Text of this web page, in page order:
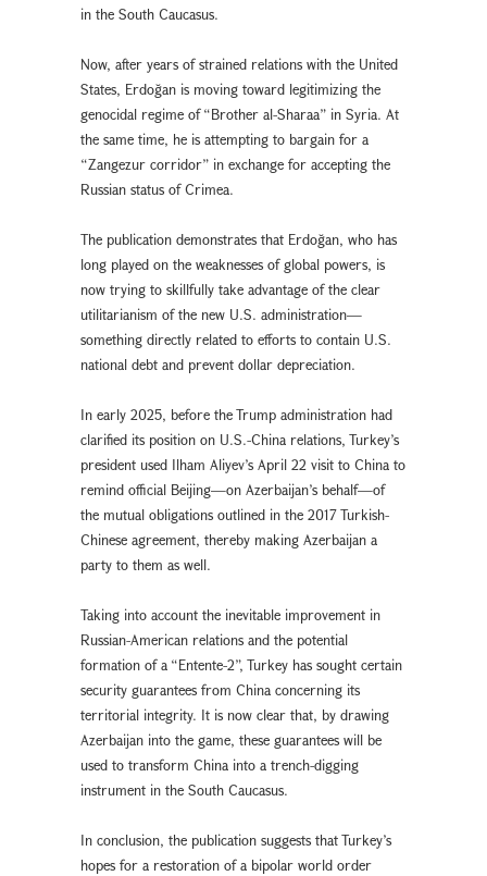
in the South Caucasus.
Now, after years of strained relations with the United
States, Erdoğan is moving toward legitimizing the
genocidal regime of “Brother al-Sharaa” in Syria. At
the same time, he is attempting to bargain for a
“Zangezur corridor” in exchange for accepting the
Russian status of Crimea.
The publication demonstrates that Erdoğan, who has
long played on the weaknesses of global powers, is
now trying to skillfully take advantage of the clear
utilitarianism of the new U.S. administration—
something directly related to efforts to contain U.S.
national debt and prevent dollar depreciation.
In early 2025, before the Trump administration had
clarified its position on U.S.-China relations, Turkey’s
president used Ilham Aliyev’s April 22 visit to China to
remind official Beijing—on Azerbaijan’s behalf—of
the mutual obligations outlined in the 2017 Turkish-
Chinese agreement, thereby making Azerbaijan a
party to them as well.
Taking into account the inevitable improvement in
Russian-American relations and the potential
formation of a “Entente-2”, Turkey has sought certain
security guarantees from China concerning its
territorial integrity. It is now clear that, by drawing
Azerbaijan into the game, these guarantees will be
used to transform China into a trench-digging
instrument in the South Caucasus.
In conclusion, the publication suggests that Turkey’s
hopes for a restoration of a bipolar world order